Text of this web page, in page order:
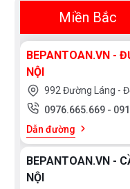
Miền Bắc
BEPANTOAN.VN -
NỘI
992 Đường Láng -
0976.665.669 -
Dẫn đường
BEPANTOAN.VN -
NỘI